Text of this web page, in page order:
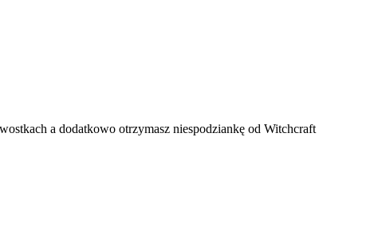
a dodatkowo otrzymasz niespodziankę od Witchcraft